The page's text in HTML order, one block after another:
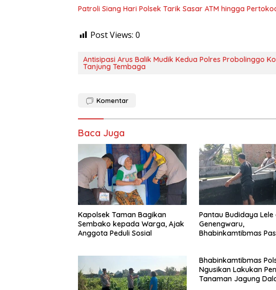
Patroli Siang Hari Polsek Tarik Sasar ATM hingga
Post Views: 0
Antisipasi Arus Balik Mudik Kedua Polres Probolinggo
Tanjung Tembaga
Komentar
Baca Juga
Kapolsek Taman Bagikan
Sembako kepada Warga, Ajak
Anggota Peduli Sosial
Pantau Budidaya Lele
Genengwaru,
Bhabinkamtibmas
Bhabinkamtibmas
Ngusikan Lakukan
Tanaman Jagung